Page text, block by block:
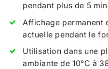
pendant plus de 5
Affichage permanent
actuelle pendant le
Utilisation dans une
ambiante de 10°C à